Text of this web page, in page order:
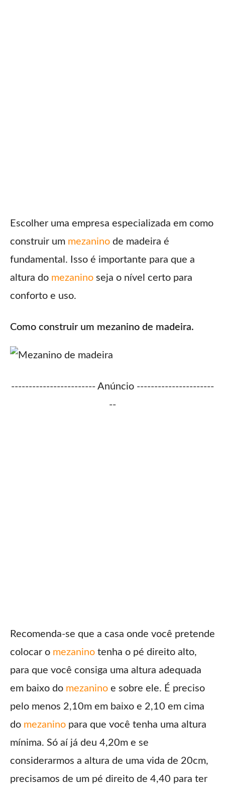
Escolher uma empresa especializada em como
construir um mezanino de madeira é
fundamental. Isso é importante para que a
altura do mezanino seja o nível certo para
conforto e uso.
Como construir um mezanino de madeira.
------------------------ Anúncio ----------------------
--
Recomenda-se que a casa onde você pretende
colocar o mezanino tenha o pé direito alto,
para que você consiga uma altura adequada
em baixo do mezanino e sobre ele. É preciso
pelo menos 2,10m em baixo e 2,10 em cima
do mezanino para que você tenha uma altura
mínima. Só aí já deu 4,20m e se
considerarmos a altura de uma vida de 20cm,
precisamos de um pé direito de 4,40 para ter